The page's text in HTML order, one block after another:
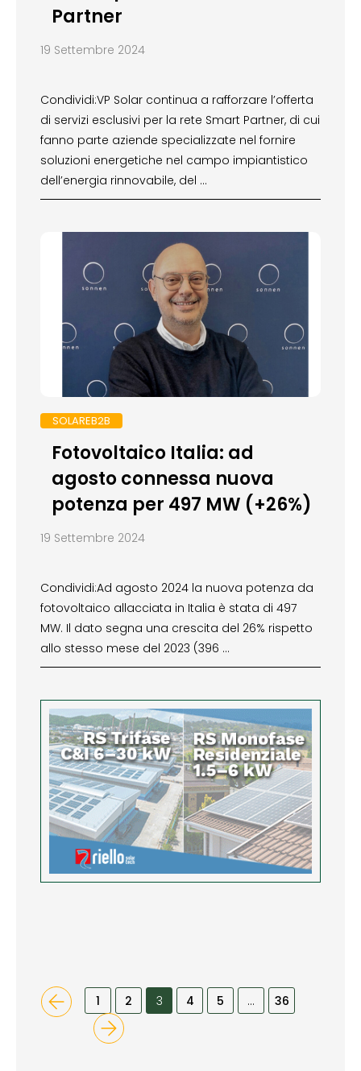
Partner
19 Settembre 2024
Condividi:VP Solar continua a rafforzare l’offerta
di servizi esclusivi per la rete Smart Partner, di cui
fanno parte aziende specializzate nel fornire
soluzioni energetiche nel campo impiantistico
dell’energia rinnovabile, del …
SOLAREB2B
Fotovoltaico Italia: ad
agosto connessa nuova
potenza per 497 MW (+26%)
19 Settembre 2024
Condividi:Ad agosto 2024 la nuova potenza da
fotovoltaico allacciata in Italia è stata di 497
MW. Il dato segna una crescita del 26% rispetto
allo stesso mese del 2023 (396 …
1 2 3 4 5 … 36